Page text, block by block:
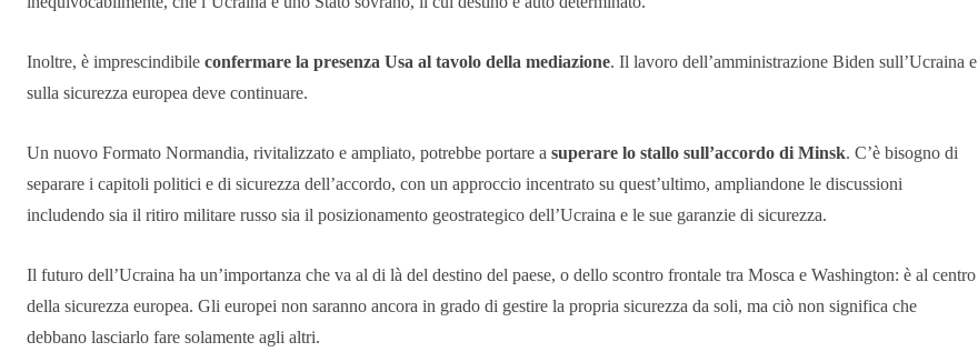
Inoltre, è imprescindibile confermare la presenza Usa al tavolo della mediazione. Il lavoro dell’amministrazione Biden sull’Ucraina e
sulla sicurezza europea deve continuare.
Un nuovo Formato Normandia, rivitalizzato e ampliato, potrebbe portare a superare lo stallo sull’accordo di Minsk. C’è bisogno di
separare i capitoli politici e di sicurezza dell’accordo, con un approccio incentrato su quest’ultimo, ampliandone le discussioni
includendo sia il ritiro militare russo sia il posizionamento geostrategico dell’Ucraina e le sue garanzie di sicurezza.
Il futuro dell’Ucraina ha un’importanza che va al di là del destino del paese, o dello scontro frontale tra Mosca e Washington: è al centro
della sicurezza europea. Gli europei non saranno ancora in grado di gestire la propria sicurezza da soli, ma ciò non significa che
debbano lasciarlo fare solamente agli altri.